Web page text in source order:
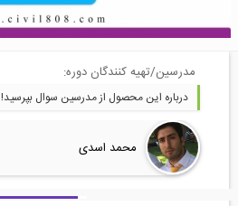
مدرسین/تهیه کنندگان دوره:
درباره این محصول از مدرسین سوال بپرسید!
محمد اسدی